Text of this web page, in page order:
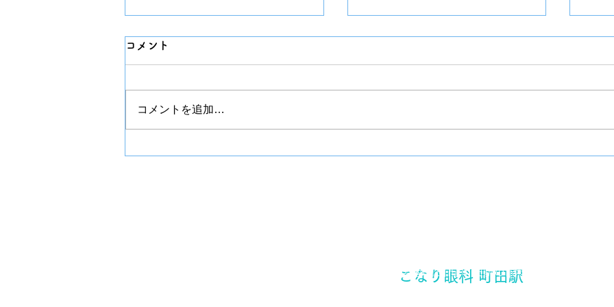
チプカシ
クッ
コメント
コメントを追加…
こなり眼科 町田駅
​東京都町田市 町田駅の眼科